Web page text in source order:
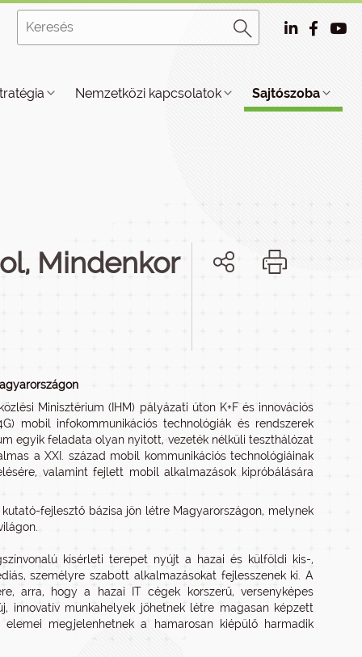
Nemzetközi kapcsolatok Sajtószoba
Mindenkor
Minisztérium (IHM) pályázati úton K+F és innovációs
mobil infokommunikációs technológiák és rendszerek
egyik feladata olyan nyitott, vezeték nélküli teszthálózat
a XXI. század mobil kommunikációs technológiáinak
valamint fejlett mobil alkalmazások kipróbálására
fejlesztő bázisa jön létre Magyarországon, melynek
kísérleti terepet nyújt a hazai és külföldi kis-,
személyre szabott alkalmazásokat fejlesszenek ki. A
arra, hogy a hazai IT cégek korszerű, versenyképes
innovatív munkahelyek jöhetnek létre magasan képzett
megjelenhetnek a hamarosan kiépülő harmadik